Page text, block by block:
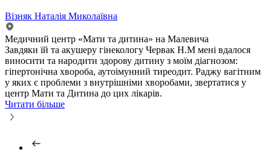
Візняк Наталія Миколаївна
Медичний центр «Мати та дитина» на Малевича
Завдяки їй та акушеру гінекологу Червак Н.М мені вдалося
виносити та народити здорову дитину з моїм діагнозом:
гіпертонічна хвороба, аутоімунний тиреодит. Раджу вагітним
у яких є проблеми з внутрішніми хворобами, звертатися у
центр Мати та Дитина до цих лікарів.
Читати більше